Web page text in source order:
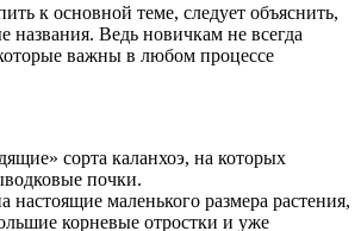
к основной теме, следует объяснить,
названия. Ведь новичкам не всегда
важны в любом процессе
сорта каланхоэ, на которых
почки.
маленького размера растения,
корневые отростки и уже